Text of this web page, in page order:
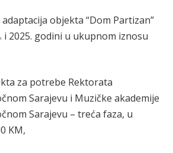
objekta “Dom Partizan”
i 2025. godini u ukupnom iznosu
za potrebe Rektorata
Sarajevu i Muzičke akademije
Sarajevu – treća faza, u
KM,